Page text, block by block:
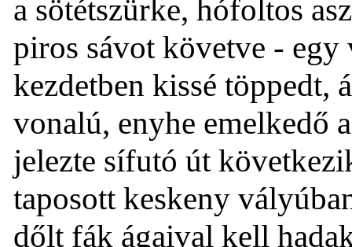
a sötétszürke, hófoltos
piros sávot követve -
kezdetben kissé töppedt,
vonalú, enyhe emelkedő
jelezte sífutó út
taposott keskeny
dőlt fák ágaival kell